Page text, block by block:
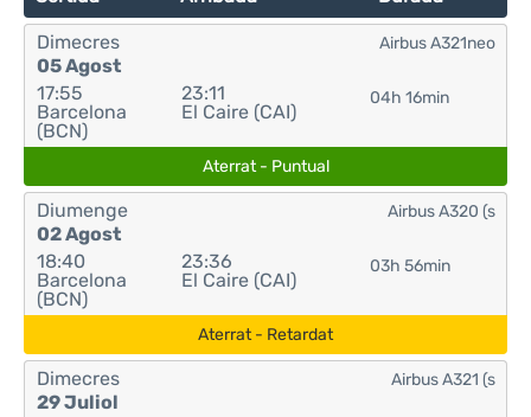
Dimecres
05 Agost
17:55
Barcelona
(BCN)
23:11
El Caire (CAI)
04h 16min
Airbus A321neo
Aterrat - Puntual
Diumenge
02 Agost
18:40
Barcelona
(BCN)
23:36
El Caire (CAI)
03h 56min
Airbus A320 (s
Aterrat - Retardat
Dimecres
29 Juliol
Airbus A321 (s